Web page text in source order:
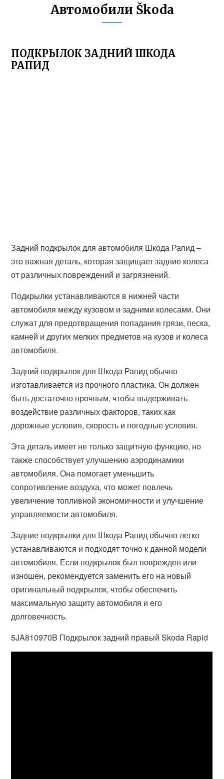
Автомобили Škoda
ПОДКРЫЛОК ЗАДНИЙ ШКОДА
РАПИД
Задний подкрылок для автомобиля Шкода Рапид –
это важная деталь, которая защищает задние колеса
от различных повреждений и загрязнений.
Подкрылки устанавливаются в нижней части
автомобиля между кузовом и задними колесами. Они
служат для предотвращения попадания грязи, песка,
камней и других мелких предметов на кузов и колеса
автомобиля.
Задний подкрылок для Шкода Рапид обычно
изготавливается из прочного пластика. Он должен
быть достаточно прочным, чтобы выдерживать
воздействие различных факторов, таких как
дорожные условия, скорость и погодные условия.
Эта деталь имеет не только защитную функцию, но
также способствует улучшению аэродинамики
автомобиля. Она помогает уменьшить
сопротивление воздуха, что может повлечь
увеличение топливной экономичности и улучшение
управляемости автомобиля.
Задние подкрылки для Шкода Рапид обычно легко
устанавливаются и подходят точно к данной модели
автомобиля. Если подкрылок был поврежден или
изношен, рекомендуется заменить его на новый
оригинальный подкрылок, чтобы обеспечить
максимальную защиту автомобиля и его
долговечность.
5JA810970B Подкрылок задний правый Skoda Rapid